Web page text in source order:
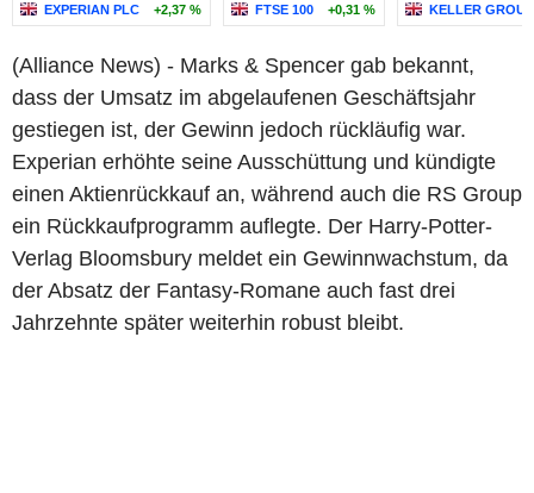
EXPERIAN PLC +2,37 % FTSE 100 +0,31 % KELLER
(Alliance News) - Marks & Spencer gab bekannt,
dass der Umsatz im abgelaufenen Geschäftsjahr
gestiegen ist, der Gewinn jedoch rückläufig war.
Experian erhöhte seine Ausschüttung und kündigte
einen Aktienrückkauf an, während auch die RS Group
ein Rückkaufprogramm auflegte. Der Harry-Potter-
Verlag Bloomsbury meldet ein Gewinnwachstum, da
der Absatz der Fantasy-Romane auch fast drei
Jahrzehnte später weiterhin robust bleibt.